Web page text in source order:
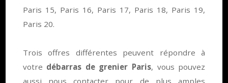
Paris 15, Paris 16, Paris 17, Paris 18, Paris 19,
Paris 20.
Trois offres différentes peuvent répondre à
votre débarras de grenier Paris, vous pouvez